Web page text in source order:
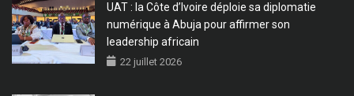
UAT : la Côte d’Ivoire déploie sa diplomatie
numérique à Abuja pour affirmer son
leadership africain
22 juillet 2026